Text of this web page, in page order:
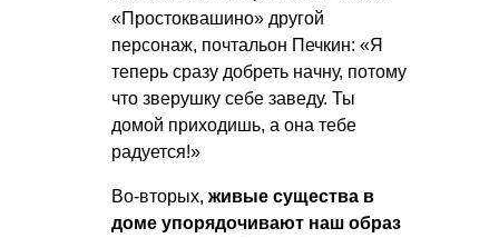
«Простоквашино» другой
персонаж, почтальон Печкин: «Я
теперь сразу добреть начну, потому
что зверушку себе заведу. Ты
домой приходишь, а она тебе
радуется!»
Во-вторых, живые существа в
доме упорядочивают наш образ